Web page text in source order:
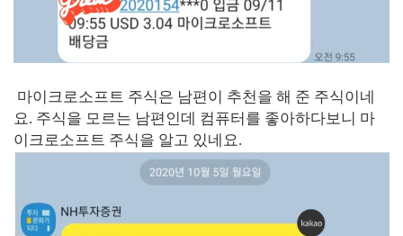
마이크로소프트 주식은 남편이 추천을 해 준 주식이네
요. 주식을 모르는 남편인데 컴퓨터를 좋아하다보니 마
이크로소프트 주식을 알고 있네요.